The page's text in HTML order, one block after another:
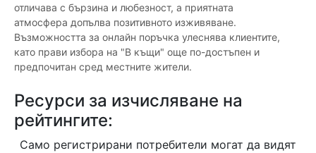
отличава с бързина и любезност, а приятната
атмосфера допълва позитивното изживяване.
Възможността за онлайн поръчка улеснява клиентите,
като прави избора на "В къщи" още по-достъпен и
предпочитан сред местните жители.
Ресурси за изчисляване на
рейтингите:
Само регистрирани потребители могат да видят